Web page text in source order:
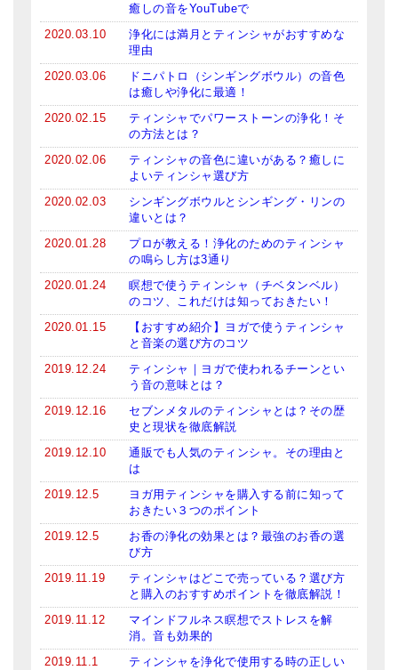
癒しの音をYouTubeで
2020.03.10
浄化には満月とティンシャがおすすめな
理由
2020.03.06
ドニパトロ（シンギングボウル）の音色
は癒しや浄化に最適！
2020.02.15
ティンシャでパワーストーンの浄化！そ
の方法とは？
2020.02.06
ティンシャの音色に違いがある？癒しに
よいティンシャ選び方
2020.02.03
シンギングボウルとシンギング・リンの
違いとは？
2020.01.28
プロが教える！浄化のためのティンシャ
の鳴らし方は3通り
2020.01.24
瞑想で使うティンシャ（チベタンベル）
のコツ、これだけは知っておきたい！
2020.01.15
【おすすめ紹介】ヨガで使うティンシャ
と音楽の選び方のコツ
2019.12.24
ティンシャ｜ヨガで使われるチーンとい
う音の意味とは？
2019.12.16
セブンメタルのティンシャとは？その歴
史と現状を徹底解説
2019.12.10
通販でも人気のティンシャ。その理由と
は
2019.12.5
ヨガ用ティンシャを購入する前に知って
おきたい３つのポイント
2019.12.5
お香の浄化の効果とは？最強のお香の選
び方
2019.11.19
ティンシャはどこで売っている？選び方
と購入のおすすめポイントを徹底解説！
2019.11.12
マインドフルネス瞑想でストレスを解
消。音も効果的
2019.11.1
ティンシャを浄化で使用する時の正しい